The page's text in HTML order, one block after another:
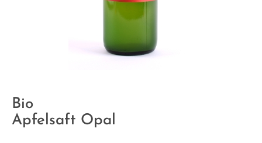
Bio
Apfelsaft Opal